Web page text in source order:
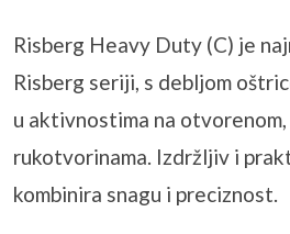
Risberg Heavy Duty (C) je
Risberg seriji, s debljom
u aktivnostima na
rukotvorinama. Izdržljiv i
kombinira snagu i preciznost.